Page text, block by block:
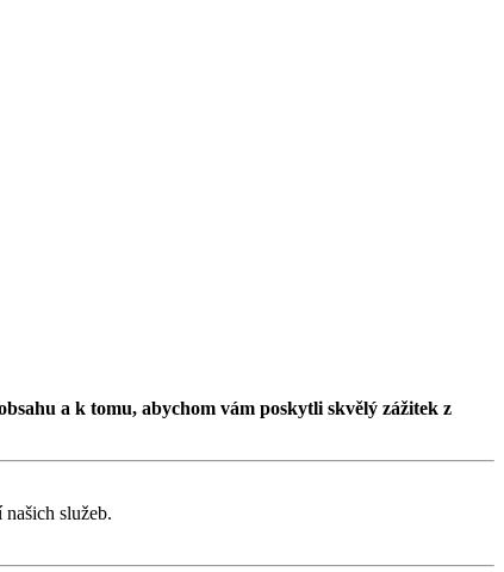
a k tomu, abychom vám poskytli skvělý zážitek z
služeb.